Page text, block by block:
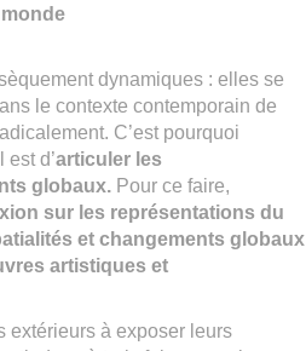
dynamiques : elles se
le contexte contemporain de
C’est pourquoi
d’articuler les
globaux. Pour ce faire,
sur les représentations du
et changements globaux
artistiques et
extérieurs à exposer leurs